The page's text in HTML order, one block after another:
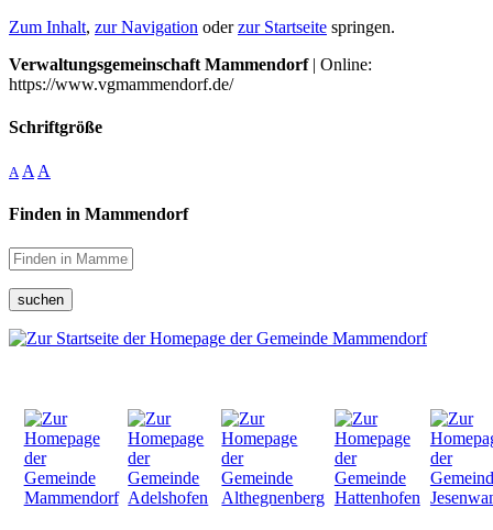
Zum Inhalt, zur Navigation oderzur Startseite springen.
Verwaltungsgemeinschaft Mammendorf| Online:
https://www.vgmammendorf.de/
Schriftgröße
A A A
Finden in Mammendorf
suchen